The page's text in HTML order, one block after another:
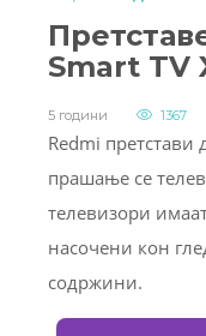
Smart TV
5 години 1367
Redmi претстави
прашање се
телевизори
насочени кон
содржини.